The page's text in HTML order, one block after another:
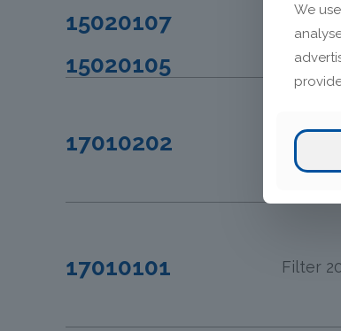
15020107
15020105
17010202
17010101 Filter
We